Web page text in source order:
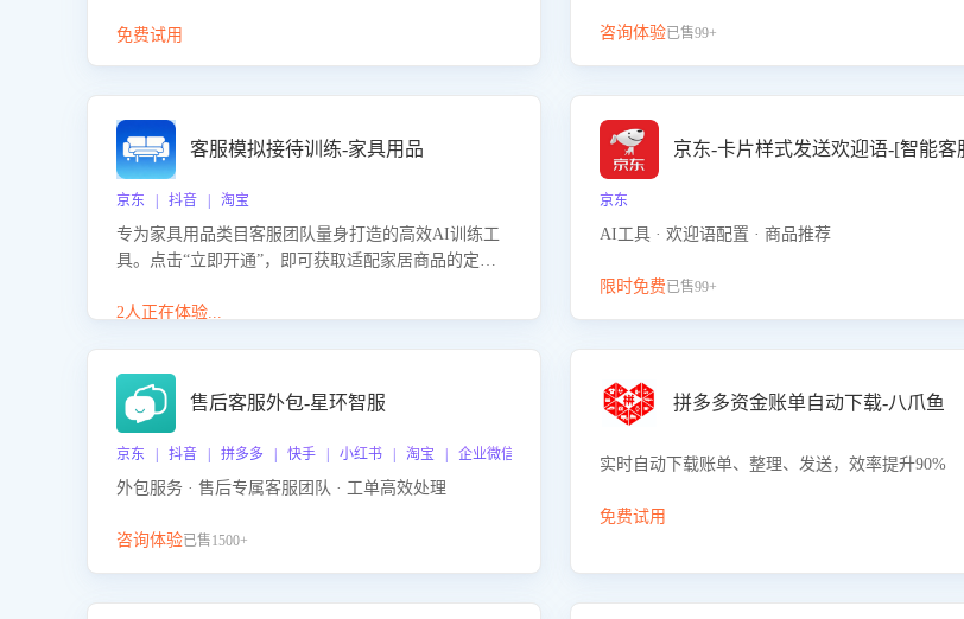
免费试用 咨询体验已售99+
客服模拟接待训练-家具用品
京东 | 抖音 | 淘宝
专为家具用品类目客服团队量身打造的高效AI训练工
具。点击“立即开通”，即可获取适配家居商品的定制
客服在家具用品功能、尺寸参数咨询等高频场景下的
2人正在体验...
京东
AI工具 · 欢迎语配置 · 商品推荐
限时免费已售99+
售后客服外包-星环智服
京东 | 抖音 | 拼多多 | 快手 | 小红书 | 淘宝 | 企业微信
外包服务 · 售后专属客服团队 · 工单高效处理
咨询体验已售1500+
拼多多资金账单自动下载-八爪鱼
实时自动下载账单、整理、发送，效率提升90%
免费试用